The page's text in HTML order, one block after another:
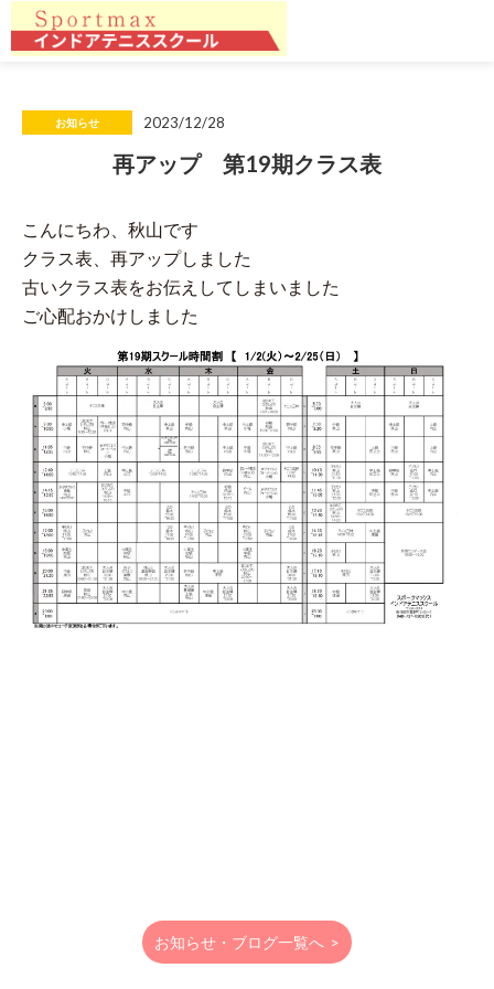
お知らせ 2023/12/28
再アップ 第19期クラス表
こんにちわ、秋山です
クラス表、再アップしました
古いクラス表をお伝えしてしまいました
ご心配おかけしました
お知らせ・ブログ一覧へ >